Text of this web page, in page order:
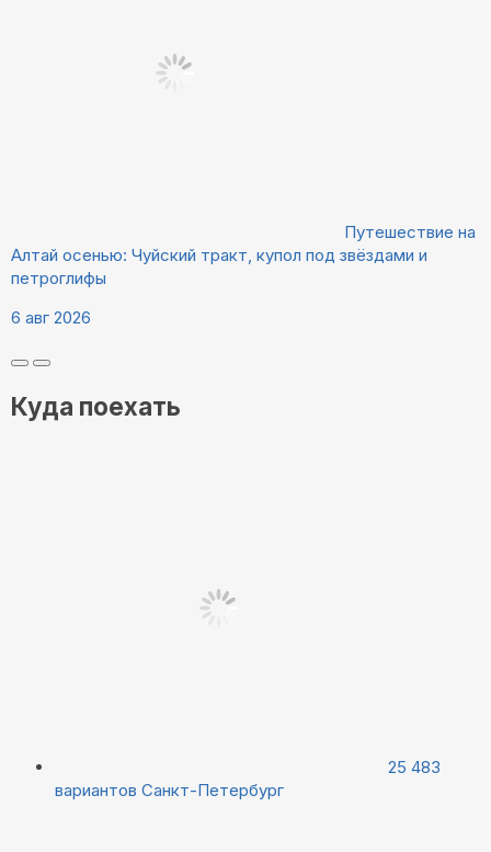
Путешествие на
Алтай осенью: Чуйский тракт, купол под звёздами и
петроглифы
6 авг 2026
Куда поехать
25 483
вариантов Санкт-Петербург